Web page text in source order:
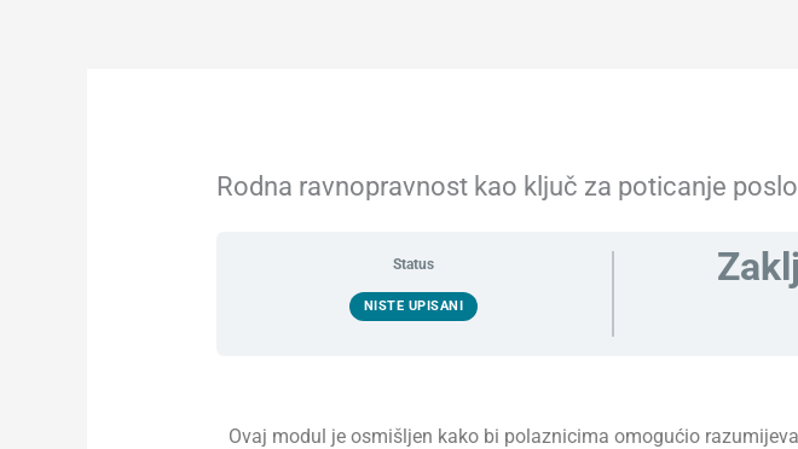
Rodna ravnopravnost kao ključ za poticanje
Status
NISTE UPISANI
Ovaj modul je osmišljen kako bi polaznicima omogućio